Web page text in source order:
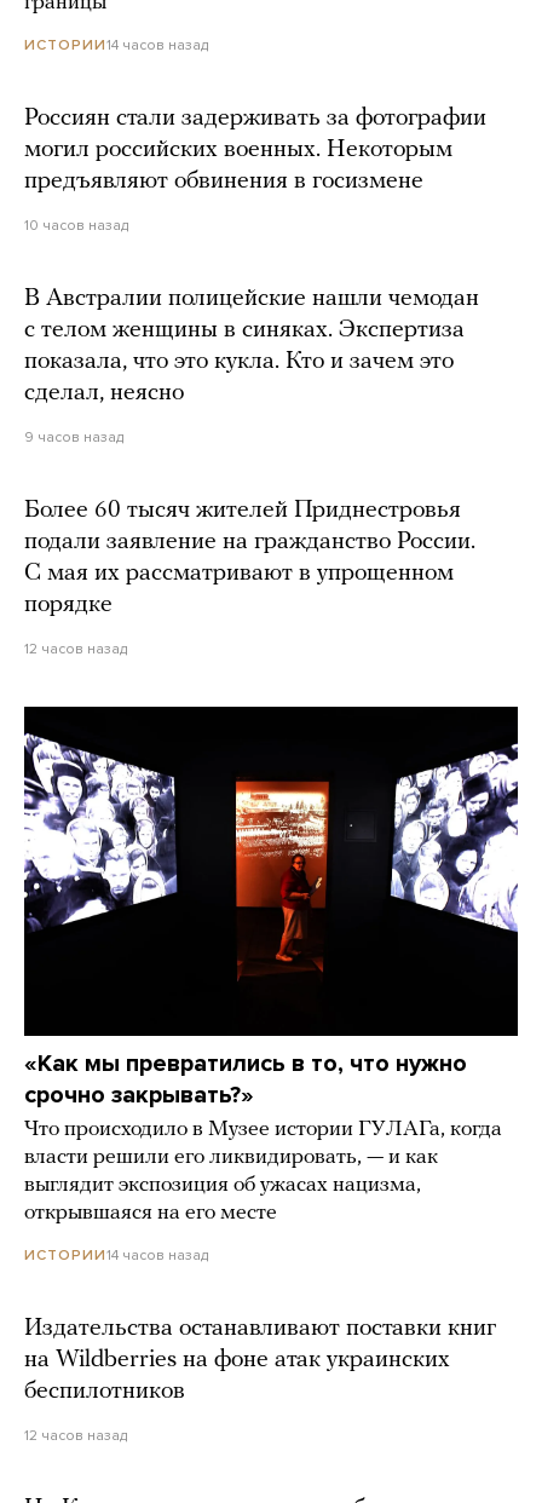
ИСТОРИИ14 часов назад
Россиян стали задерживать за фотографии
могил российских военных. Некоторым
предъявляют обвинения в госизмене
10 часов назад
В Австралии полицейские нашли чемодан
с телом женщины в синяках. Экспертиза
показала, что это кукла. Кто и зачем это
сделал, неясно
9 часов назад
Более 60 тысяч жителей Приднестровья
подали заявление на гражданство России.
С мая их рассматривают в упрощенном
порядке
12 часов назад
«Как мы превратились в то, что нужно
срочно закрывать?»
Что происходило в Музее истории ГУЛАГа, когда
власти решили его ликвидировать, — и как
выглядит экспозиция об ужасах нацизма,
открывшаяся на его месте
ИСТОРИИ14 часов назад
Издательства останавливают поставки книг
на Wildberries на фоне атак украинских
беспилотников
12 часов назад